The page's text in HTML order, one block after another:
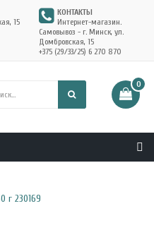
15
КОНТАКТЫ
Интернет-магазин.
Самовывоз - г. Минск, ул.
Домбровская, 15
+375 (29/33/25) 6 270 870
0
г 230169